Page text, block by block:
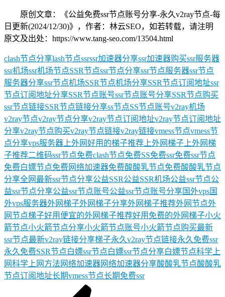
原创文章：《公益免费ssr节点账号分享-永久v2ray节点-每
日更新(2024/12/30)》，作者：林云SEO，如若转载，请注明
原文及出处：https://www.tang-seo.com/13504.html
clash节点分享lash节点ssrssr加速器分享ssr加速器购买ssr服务器
ssr机场ssr机场节点SSR节点ssr节点分享ssr节点服务器ssr节点
服务器分享ssr节点机场SSR节点机场分享SSR节点订阅地址ssr
节点订阅地址分享SSR节点账号ssr节点账号分享SSR节点购买
ssr节点链接SSR节点链接分享ss节点SS节点账号v2ray机场
v2ray节点v2ray节点分享v2ray节点订阅地址v2ray节点订阅地址
分享v2ray节点购买v2ray节点链接v2ray链接vmess节点vmess节
点分享vps服务器 上外网好用的梯子推荐 上外网梯子 上外网梯
子推荐二维码ssr节点免费clash节点免费SS免费ssr免费ssr节点
免费白嫖节点免费网络加速器免费酸酸乳节点免费酸酸乳节点
分享全网最新ssr节点分享公益SSR公益SSR机场公益ssr节点公
益ssr节点分享公益ssr节点账号公益ssr节点账号分享国外vps国
外vps服务器外网梯子外网梯子分享外网梯子推荐外网节点外
网节点梯子好用便宜的外网梯子推荐好用免费的外网梯子小火
箭节点小火箭节点分享小火箭节点账号小火箭节点购买最新
ssr节点最新v2ray链接分享梯子永久v2ray节点链接永久免费ssr
永久免费SSR节点白嫖ssr节点白嫖ssr节点分享白嫖节点科学上
网科学上网方法 网络加速器网络加速器分享酸酸乳节点酸酸乳
节点订阅地址长期vmess节点长期免费ssr